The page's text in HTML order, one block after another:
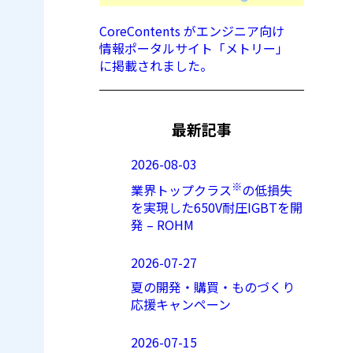
CoreContents がエンジニア向け
情報ポータルサイト「メトリー」
に掲載されました。
最新記事
2026-08-03
業界トップクラス※の低損失
を実現した650V耐圧IGBTを開
発 – ROHM
2026-07-27
夏の開発・購買・ものづくり
応援キャンペーン
2026-07-15